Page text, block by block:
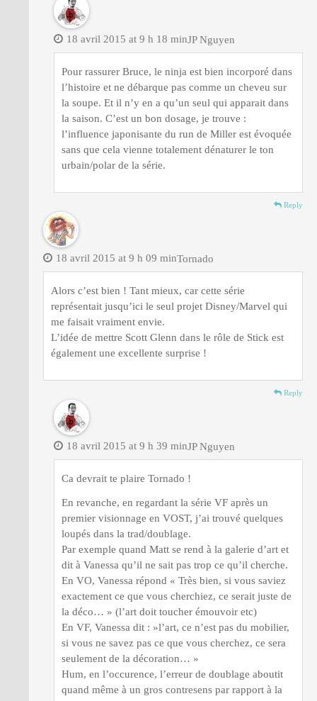
JP Nguyen
18 avril 2015 at 9 h 18 min
Pour rassurer Bruce, le ninja est bien incorporé dans
l’histoire et ne débarque pas comme un cheveu sur
la soupe. Et il n’y en a qu’un seul qui apparait dans
la saison. C’est un bon dosage, je trouve :
l’influence japonisante du run de Miller est évoquée
sans que cela vienne totalement dénaturer le ton
urbain/polar de la série.
Reply
Tornado
18 avril 2015 at 9 h 09 min
Alors c’est bien ! Tant mieux, car cette série
représentait jusqu’ici le seul projet Disney/Marvel qui
me faisait vraiment envie.
L’idée de mettre Scott Glenn dans le rôle de Stick est
également une excellente surprise !
Reply
JP Nguyen
18 avril 2015 at 9 h 39 min
Ca devrait te plaire Tornado !
En revanche, en regardant la série VF après un
premier visionnage en VOST, j’ai trouvé quelques
loupés dans la trad/doublage.
Par exemple quand Matt se rend à la galerie d’art et
dit à Vanessa qu’il ne sait pas trop ce qu’il cherche.
En VO, Vanessa répond « Très bien, si vous saviez
exactement ce que vous cherchiez, ce serait juste de
la déco… » (l’art doit toucher émouvoir etc)
En VF, Vanessa dit : »l’art, ce n’est pas du mobilier,
si vous ne savez pas ce que vous cherchez, ce sera
seulement de la décoration… »
Hum, en l’occurence, l’erreur de doublage aboutit
quand même à un gros contresens par rapport à la